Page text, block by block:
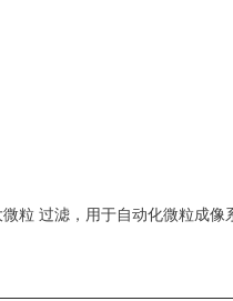
粒 过滤，用于自动化微粒成像